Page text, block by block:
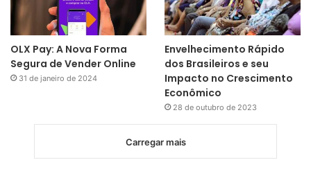
OLX Pay: A Nova Forma
Segura de Vender Online
31 de janeiro de 2024
Envelhecimento Rápido
dos Brasileiros e seu
Impacto no Crescimento
Econômico
28 de outubro de 2023
Carregar mais